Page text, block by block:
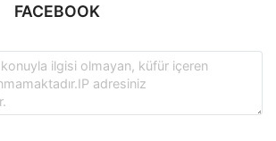
FACEBOOK